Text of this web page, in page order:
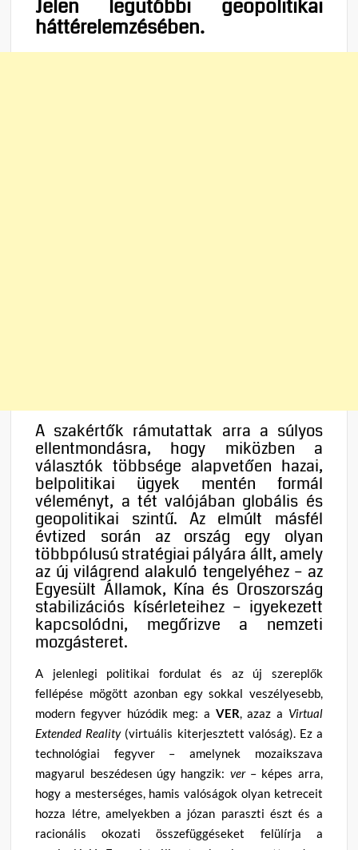
Jelen legutóbbi geopolitikai
háttérelemzésében.
A szakértők rámutattak arra a súlyos
ellentmondásra, hogy miközben a
választók többsége alapvetően hazai,
belpolitikai ügyek mentén formál
véleményt, a tét valójában globális és
geopolitikai szintű. Az elmúlt másfél
évtized során az ország egy olyan
többpólusú stratégiai pályára állt, amely
az új világrend alakuló tengelyéhez – az
Egyesült Államok, Kína és Oroszország
stabilizációs kísérleteihez – igyekezett
kapcsolódni, megőrizve a nemzeti
mozgásteret.
A jelenlegi politikai fordulat és az új szereplők
fellépése mögött azonban egy sokkal veszélyesebb,
modern fegyver húzódik meg: a VER, azaz a Virtual
Extended Reality(virtuális kiterjesztett valóság). Ez a
technológiai fegyver – amelynek mozaikszava
magyarul beszédesen úgy hangzik: ver– képes arra,
hogy a mesterséges, hamis valóságok olyan ketreceit
hozza létre, amelyekben a józan paraszti észt és a
racionális okozati összefüggéseket felülírja a